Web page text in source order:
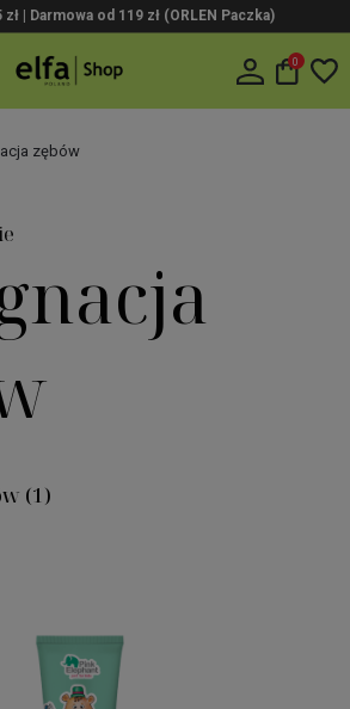
zł | Darmowa od 119 zł (ORLEN Paczka)
0
zębów
(1)